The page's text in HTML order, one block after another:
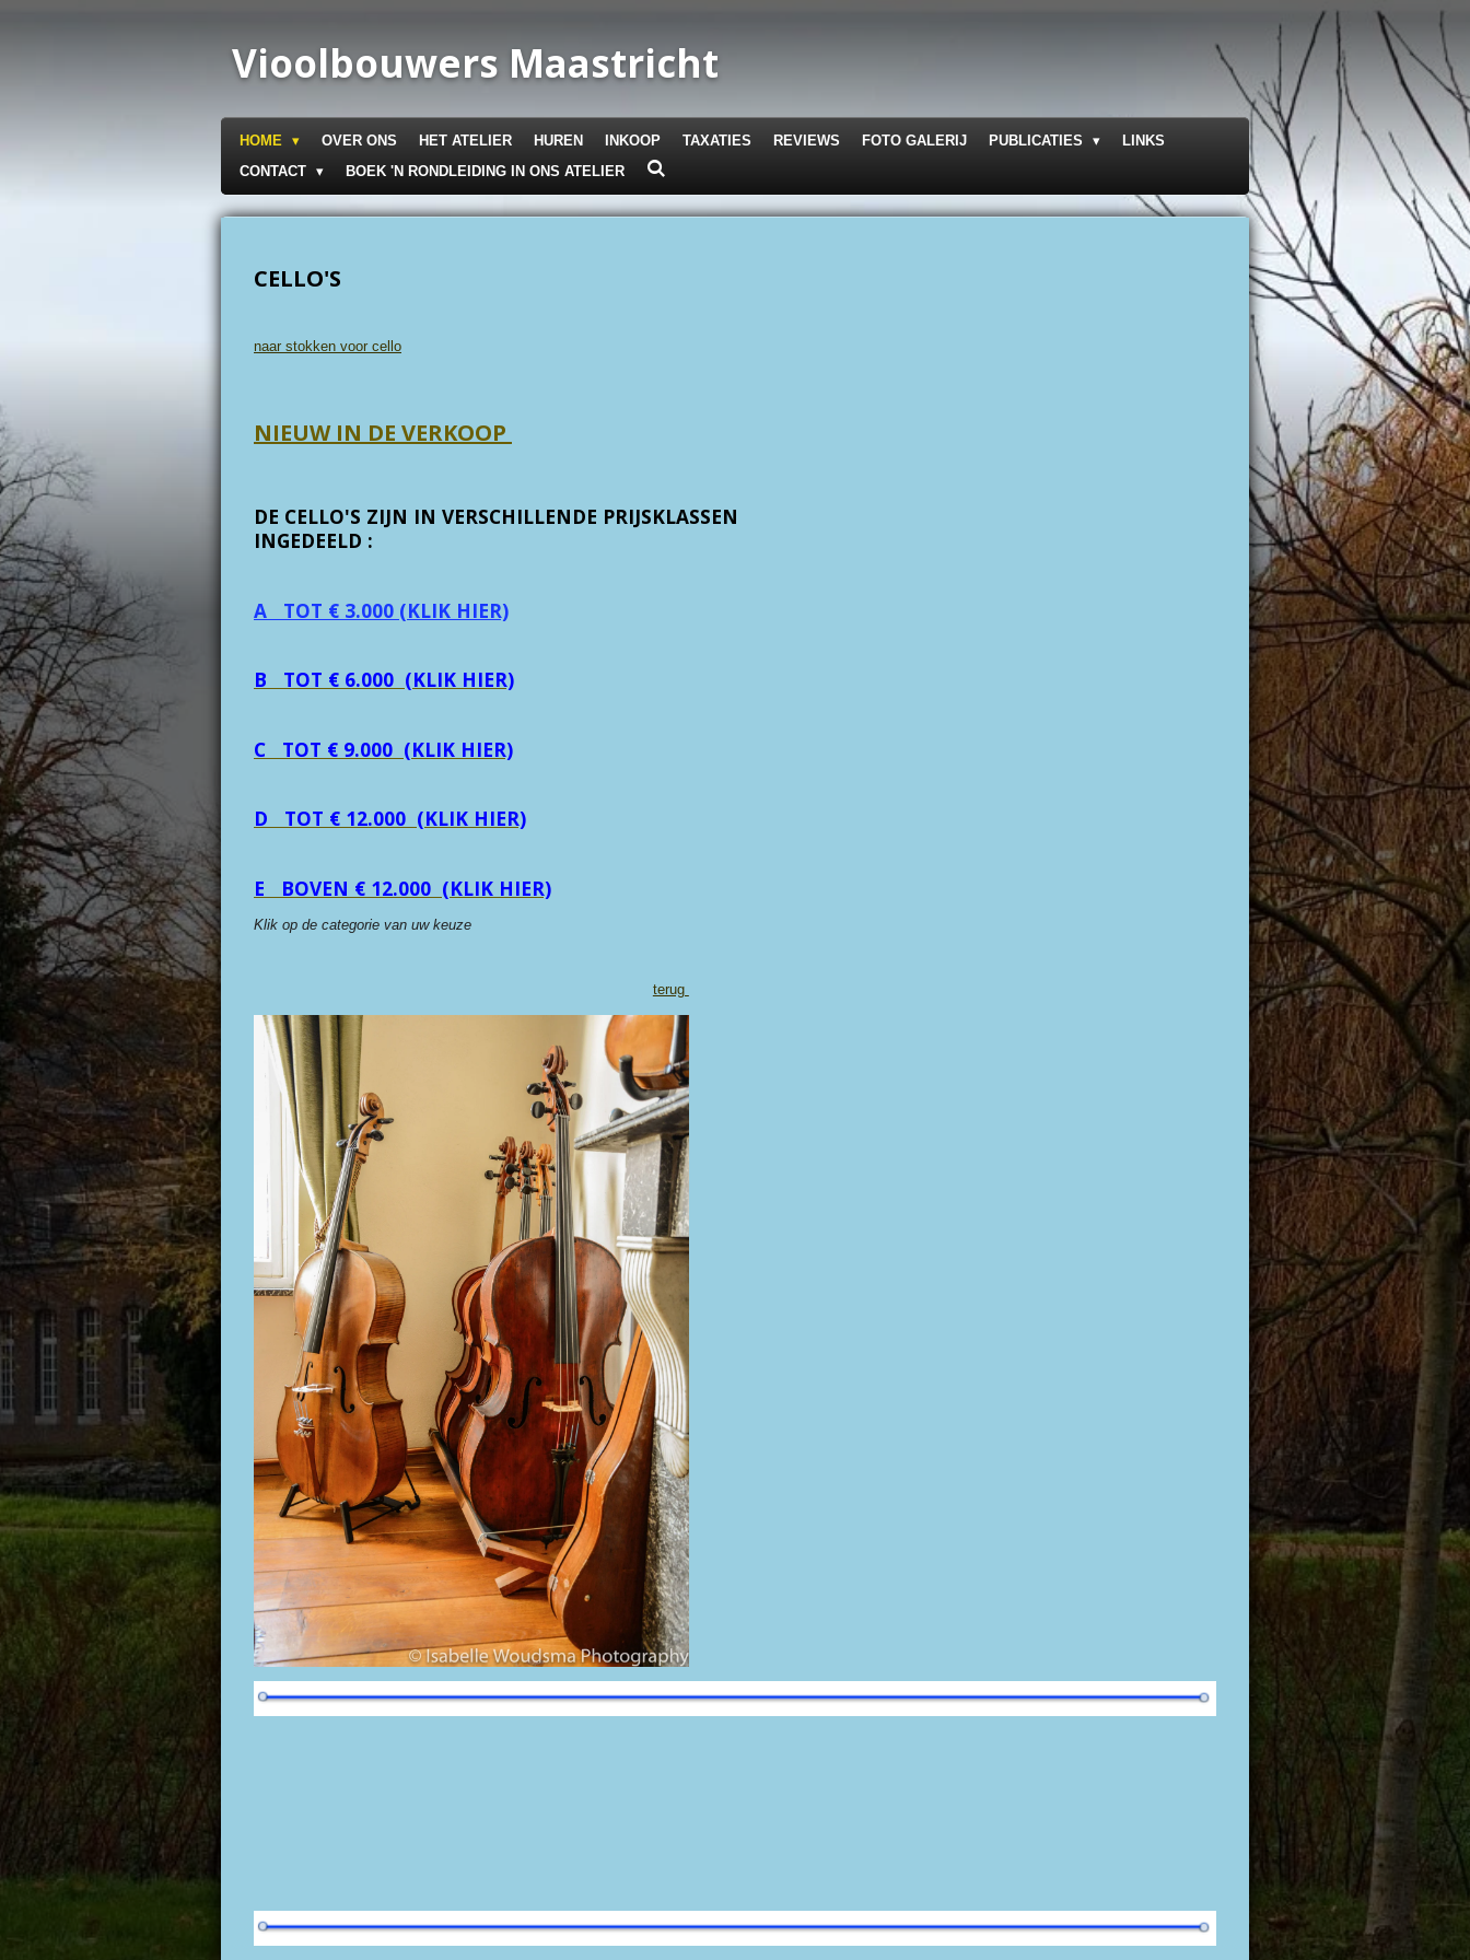
Vioolbouwers Maastricht
HOME OVER ONS HET ATELIER HUREN INKOOP TAXATIES REVIEWS FOTO GALERIJ PUBLICATIES
LINKS
CONTACT
BOEK 'N RONDLEIDING IN ONS ATELIER
CELLO'S
naar stokken voor cello
NIEUW IN DE VERKOOP
DE CELLO'S ZIJN IN VERSCHILLENDE PRIJSKLASSEN
INGEDEELD :
A TOT € 3.000 (KLIK HIER)
B TOT € 6.000 (KLIK HIER)
C TOT € 9.000 (KLIK HIER)
D TOT € 12.000 (KLIK HIER)
E BOVEN € 12.000 (KLIK HIER)
Klik op de categorie van uw keuze
terug